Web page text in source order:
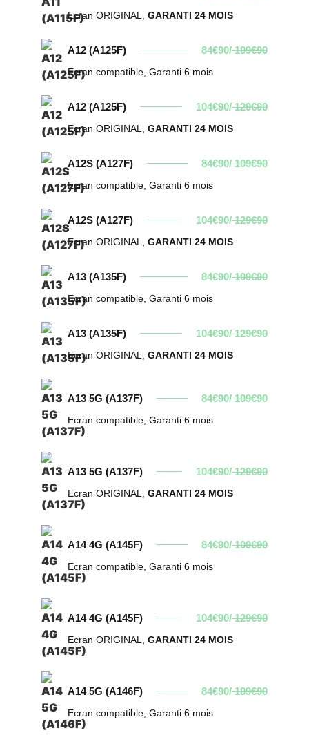
Ecran ORIGINAL,GARANTI 24 MOIS
A12 (A125F) 84€90/109€90
Ecran compatible, Garanti 6 mois
A12 (A125F) 104€90/129€90
Ecran ORIGINAL,GARANTI 24 MOIS
A12S (A127F) 84€90/109€90
Ecran compatible, Garanti 6 mois
A12S (A127F) 104€90/129€90
Ecran ORIGINAL,GARANTI 24 MOIS
A13 (A135F) 84€90/109€90
Ecran compatible, Garanti 6 mois
A13 (A135F) 104€90/129€90
Ecran ORIGINAL,GARANTI 24 MOIS
A13 5G (A137F) 84€90/109€90
Ecran compatible, Garanti 6 mois
A13 5G (A137F) 104€90/129€90
Ecran ORIGINAL,GARANTI 24 MOIS
A14 4G (A145F) 84€90/109€90
Ecran compatible, Garanti 6 mois
A14 4G (A145F) 104€90/129€90
Ecran ORIGINAL,GARANTI 24 MOIS
A14 5G (A146F) 84€90/109€90
Ecran compatible, Garanti 6 mois